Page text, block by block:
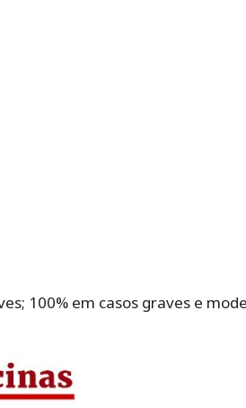
100% em casos graves e